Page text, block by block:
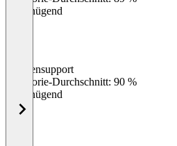
Ungenügend
Kundensupport
Kategorie-Durchschnitt: 90 %
Ungenügend